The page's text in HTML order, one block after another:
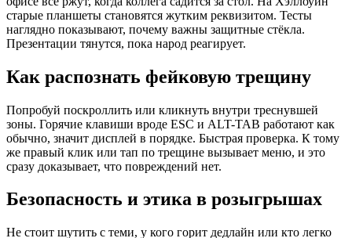
старые планшеты становятся жутким реквизитом. Тесты
наглядно показывают, почему важны защитные стёкла.
Презентации тянутся, пока народ реагирует.
Как распознать фейковую трещину
Попробуй поскроллить или кликнуть внутри треснувшей
зоны. Горячие клавиши вроде ESC и ALT-TAB работают как
обычно, значит дисплей в порядке. Быстрая проверка. К тому
же правый клик или тап по трещине вызывает меню, и это
сразу доказывает, что повреждений нет.
Безопасность и этика в розыгрышах
Не стоит шутить с теми, у кого горит дедлайн или кто легко